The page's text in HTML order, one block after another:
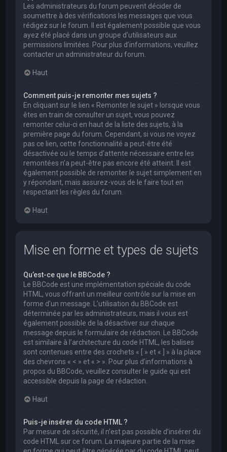
Les administrateurs du forum peuvent décider de
soumettre à des vérifications les messages que vous
rédigez sur le forum. Il est également possible que vous
ayez été placé dans un groupe d’utilisateurs aux
permissions limitées. Pour plus d’informations, veuillez
contacter un administrateur du forum.
Haut
Comment puis-je remonter mes sujets ?
En cliquant sur le lien « Remonter le sujet » lorsque vous
êtes en train de consulter un sujet, vous pouvez
remonter celui-ci en haut de la liste des sujets, à la
première page du forum. Cependant, si vous ne voyez
pas ce lien, cette fonctionnalité a peut-être été
désactivée ou le temps d’attente nécessaire entre les
remontées n’a peut-être pas encore été atteint. Il est
également possible de remonter le sujet simplement en
y répondant, mais assurez-vous de le faire tout en
respectant les règles du forum.
Haut
Mise en forme et types de sujets
Qu’est-ce que le BBCode ?
Le BBCode est une implémentation spéciale du code
HTML, vous offrant un meilleur contrôle sur la mise en
forme d’un message. L’utilisation du BBCode est
déterminée par les administrateurs, mais il vous est
également possible de la désactiver sur chaque
message depuis le formulaire de rédaction. Le BBCode
est similaire à l’architecture du code HTML, les balises
sont contenues entre des crochets « [ » et « ] » à la place
des chevrons « < » et « > ». Pour plus d’informations à
propos du BBCode, veuillez consulter le guide qui est
accessible depuis la page de rédaction.
Haut
Puis-je insérer du code HTML ?
Par mesure de sécurité, il n’est pas possible d’insérer du
code HTML sur ce forum. La majeure partie de la mise